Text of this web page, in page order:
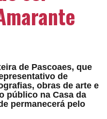
de Pascoaes, que
de
obras de arte e
público na Casa da
permanecerá pelo